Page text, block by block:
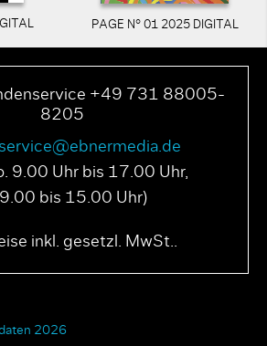
PAGE N° 01 2025 DIGITAL
+49 731 88005-
8205
9.00 Uhr bis 17.00 Uhr,
9.00 bis 15.00 Uhr)
inkl. gesetzl. MwSt..
2026